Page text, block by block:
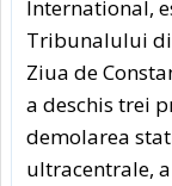
International,
Tribunalului
Ziua de
a deschis trei
demolarea
ultracentrale,